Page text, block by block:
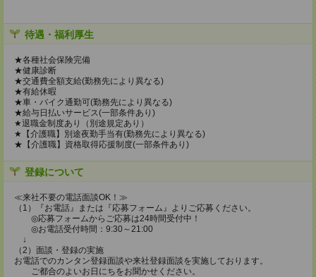
待遇・福利厚生
★各種社会保険完備
★健康診断
★交通費全額支給(勤務先により異なる)
★有給休暇
★車・バイク通勤可(勤務先により異なる)
★給与日払いサービス(一部条件あり)
★退職金制度あり（別途規定あり）
★【介護職】別途夜勤手当有(勤務先により異なる)
★【介護職】資格取得応援制度(一部条件あり)
登録について
≪来社不要の電話面談OK！≫
（1）『お電話』または『応募フォーム』よりご応募ください。
◎応募フォームからご応募は24時間受付中！
◎お電話受付時間：9:30～21:00
↓
（2）面談・登録の実施
お電話でのカンタン登録面談や来社登録面談を実施しております。
ご都合のよいお日にちをお聞かせください。